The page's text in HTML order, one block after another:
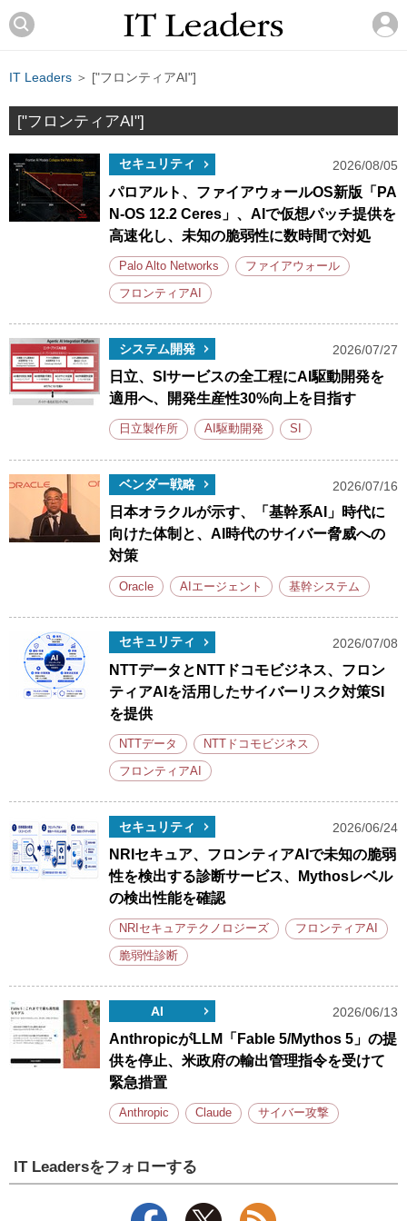
IT Leaders ＞ ["フロンティアAI"]
["フロンティアAI"]
セキュリティ 2026/08/05
パロアルト、ファイアウォールOS新版「PA
N-OS 12.2 Ceres」、AIで仮想パッチ提供を
高速化し、未知の脆弱性に数時間で対処
Palo Alto Networks ファイアウォール
フロンティアAI
システム開発 2026/07/27
日立、SIサービスの全工程にAI駆動開発を
適用へ、開発生産性30%向上を目指す
日立製作所 AI駆動開発 SI
ベンダー戦略 2026/07/16
日本オラクルが示す、「基幹系AI」時代に
向けた体制と、AI時代のサイバー脅威への
対策
Oracle AIエージェント 基幹システム
セキュリティ 2026/07/08
NTTデータとNTTドコモビジネス、フロン
ティアAIを活用したサイバーリスク対策SI
を提供
NTTデータ NTTドコモビジネス
フロンティアAI
セキュリティ 2026/06/24
NRIセキュア、フロンティアAIで未知の脆弱
性を検出する診断サービス、Mythosレベル
の検出性能を確認
NRIセキュアテクノロジーズ フロンティアAI
脆弱性診断
AI 2026/06/13
AnthropicがLLM「Fable 5/Mythos 5」の提
供を停止、米政府の輸出管理指令を受けて
緊急措置
Anthropic Claude サイバー攻撃
IT Leadersをフォローする